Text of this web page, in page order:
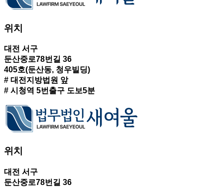
위치
대전 서구
둔산중로78번길 36
405호(둔산동, 청우빌딩)
# 대전지방법원 앞
# 시청역 5번출구 도보5분
위치
대전 서구
둔산중로78번길 36